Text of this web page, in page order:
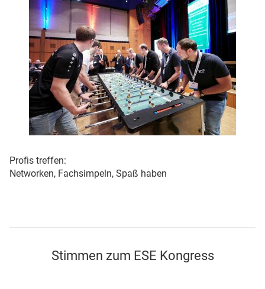
Profis treffen:
Networken, Fachsimpeln, Spaß haben
Stimmen zum ESE Kongress